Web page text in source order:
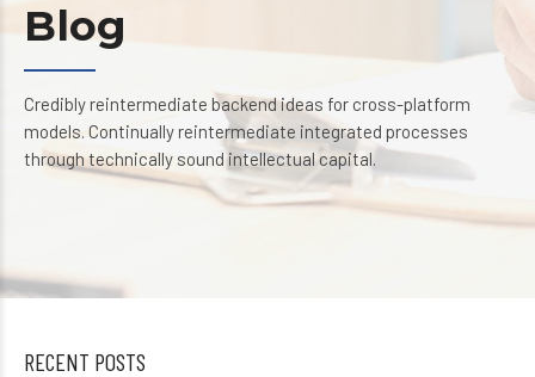
Blog
Credibly reintermediate backend ideas for cross-platform
models. Continually reintermediate integrated processes
through technically sound intellectual capital.
RECENT POSTS